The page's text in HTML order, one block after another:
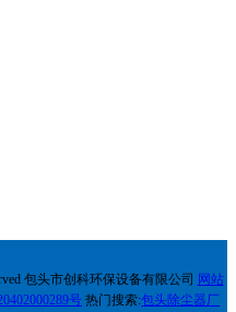
包头市创科环保设备有限公司 网站
号 热门搜索:包头除尘器厂